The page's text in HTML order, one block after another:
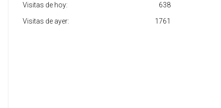
638
Visitas de hoy:
1761
Visitas de ayer: